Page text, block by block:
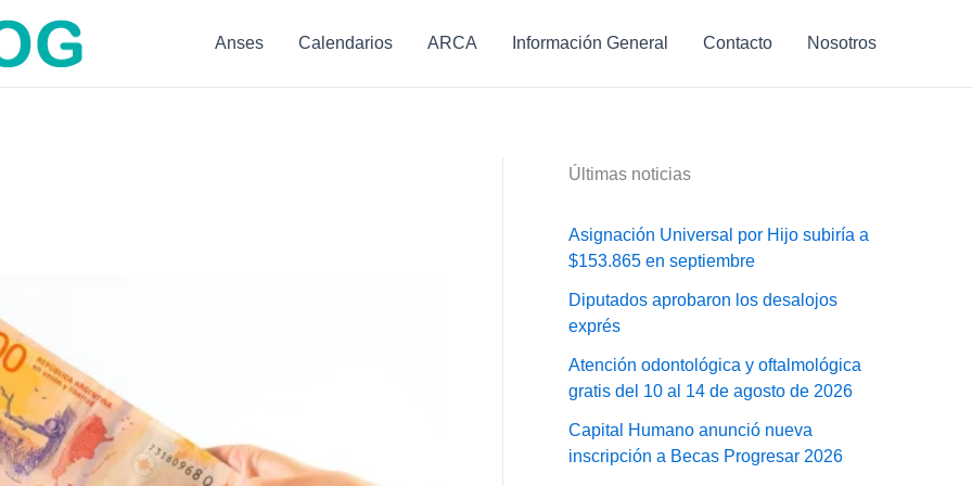
Anses Calendarios ARCA Información General Contacto Nosotros
Últimas noticias
Asignación Universal por Hijo subiría a
$153.865 en septiembre
Diputados aprobaron los desalojos
exprés
Atención odontológica y oftalmológica
gratis del 10 al 14 de agosto de 2026
Capital Humano anunció nueva
inscripción a Becas Progresar 2026